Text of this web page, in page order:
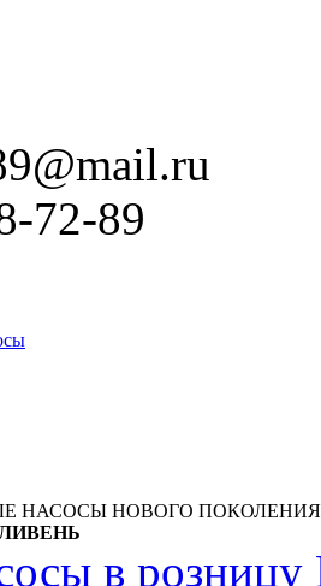
72-89
НАСОСЫ НОВОГО
в розницу